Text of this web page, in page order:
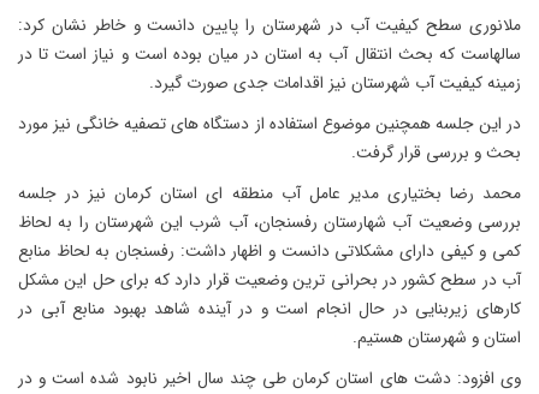
ملانوری سطح کیفیت آب در شهرستان را پایین دانست و خاطر نشان کرد:
سالهاست که بحث انتقال آب به استان در میان بوده است و نیاز است تا در
زمینه کیفیت آب شهرستان نیز اقدامات جدی صورت گیرد.
در این جلسه همچنین موضوع استفاده از دستگاه های تصفیه خانگی نیز مورد
بحث و بررسی قرار گرفت.
محمد رضا بختیاری مدیر عامل آب منطقه ای استان کرمان نیز در جلسه
بررسی وضعیت آب شهارستان رفسنجان، آب شرب این شهرستان را به لحاظ
کمی و کیفی دارای مشکلاتی دانست و اظهار داشت: رفسنجان به لحاظ منابع
آب در سطح کشور در بحرانی ترین وضعیت قرار دارد که برای حل این مشکل
کارهای زیربنایی در حال انجام است و در آینده شاهد بهبود منابع آبی در
استان و شهرستان هستیم.
وی افزود: دشت های استان کرمان طی چند سال اخیر نابود شده است و در